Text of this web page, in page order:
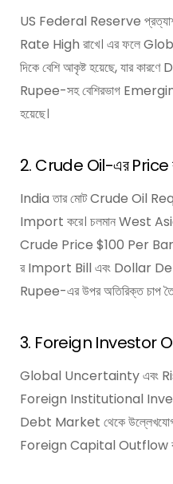
US Federal Reserve
Rate High রাখে। এর ফলে
দিকে বেশি আকৃষ্ট হয়েছে, যার
Rupee-সহ বেশিরভাগ
হয়েছে।
2. Crude Oil-এর Price
India তার মোট Crude Oil
Import করে। চলমান West
Crude Price $100 Per
র Import Bill এবং Dollar
Rupee-এর উপর অতিরিক্ত চাপ
3. Foreign Investor
Global Uncertainty এবং
Foreign Institutional
Debt Market থেকে উল্লেখযোগ্য
Foreign Capital Outflow